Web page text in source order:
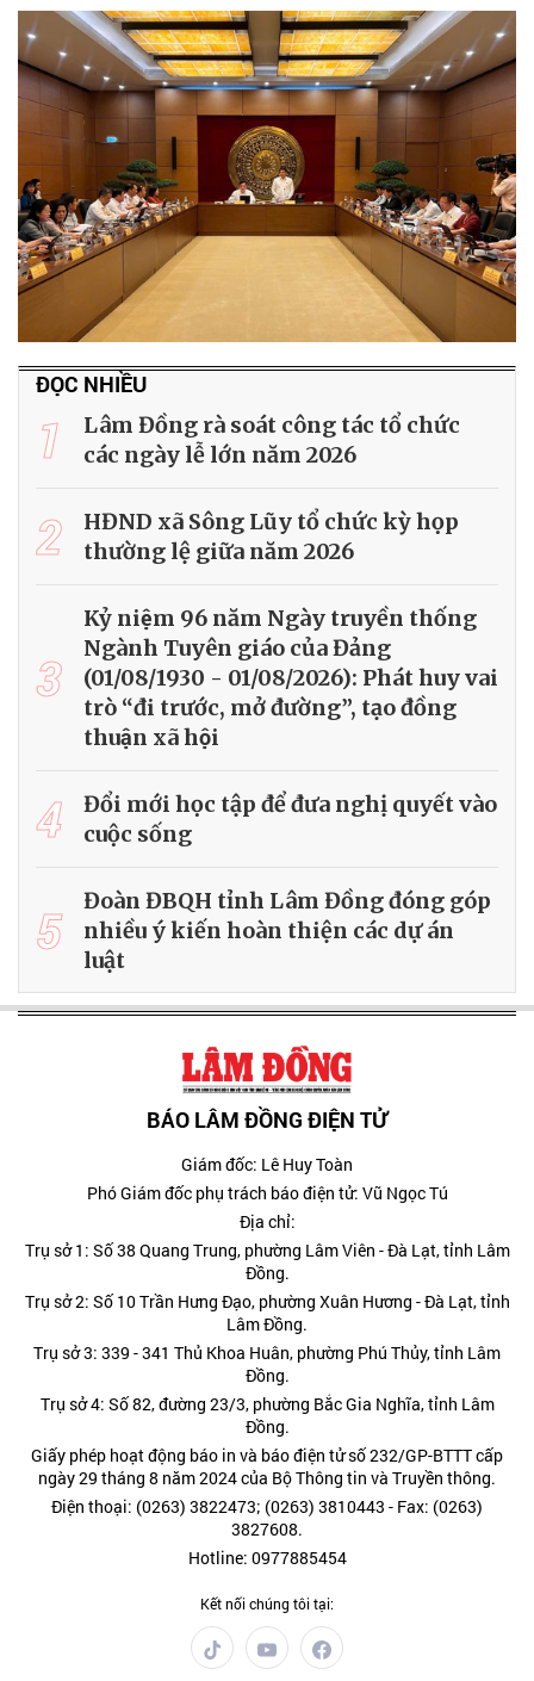
ĐỌC NHIỀU
1
Lâm Đồng rà soát công tác tổ chức
các ngày lễ lớn năm 2026
2
HĐND xã Sông Lũy tổ chức kỳ họp
thường lệ giữa năm 2026
3
Kỷ niệm 96 năm Ngày truyền thống
Ngành Tuyên giáo của Đảng
(01/08/1930 - 01/08/2026): Phát huy vai
trò “đi trước, mở đường”, tạo đồng
thuận xã hội
4
Đổi mới học tập để đưa nghị quyết vào
cuộc sống
5
Đoàn ĐBQH tỉnh Lâm Đồng đóng góp
nhiều ý kiến hoàn thiện các dự án
luật
BÁO LÂM ĐỒNG ĐIỆN TỬ
Giám đốc: Lê Huy Toàn
Phó Giám đốc phụ trách báo điện tử: Vũ Ngọc Tú
Địa chỉ:
Trụ sở 1: Số 38 Quang Trung, phường Lâm Viên - Đà Lạt, tỉnh Lâm
Đồng.
Trụ sở 2: Số 10 Trần Hưng Đạo, phường Xuân Hương - Đà Lạt, tỉnh
Lâm Đồng.
Trụ sở 3: 339 - 341 Thủ Khoa Huân, phường Phú Thủy, tỉnh Lâm
Đồng.
Trụ sở 4: Số 82, đường 23/3, phường Bắc Gia Nghĩa, tỉnh Lâm
Đồng.
Giấy phép hoạt động báo in và báo điện tử số 232/GP-BTTT cấp
ngày 29 tháng 8 năm 2024 của Bộ Thông tin và Truyền thông.
Điện thoại: (0263) 3822473; (0263) 3810443 - Fax: (0263)
3827608.
Hotline: 0977885454
Kết nối chúng tôi tại: